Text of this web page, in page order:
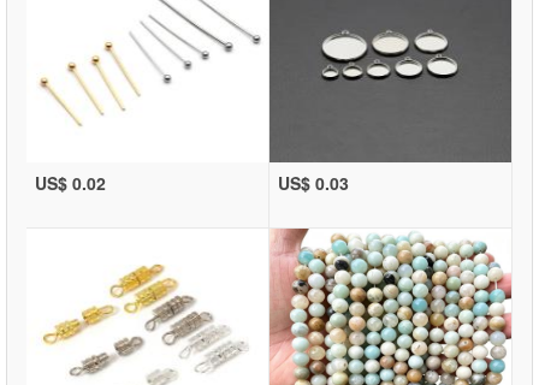
US$ 0.02 US$ 0.03